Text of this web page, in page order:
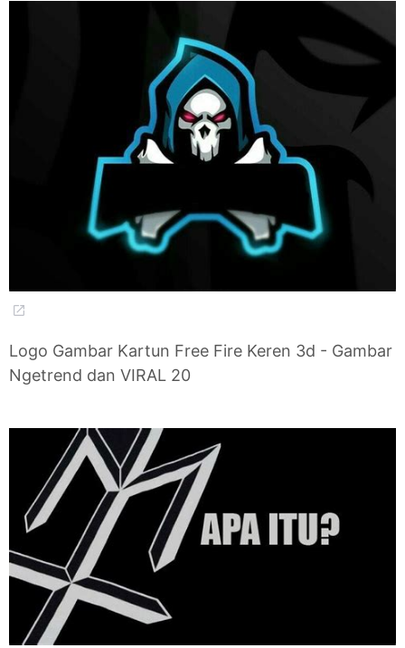
Logo Gambar Kartun Free Fire Keren 3d - Gambar
Ngetrend dan VIRAL 20